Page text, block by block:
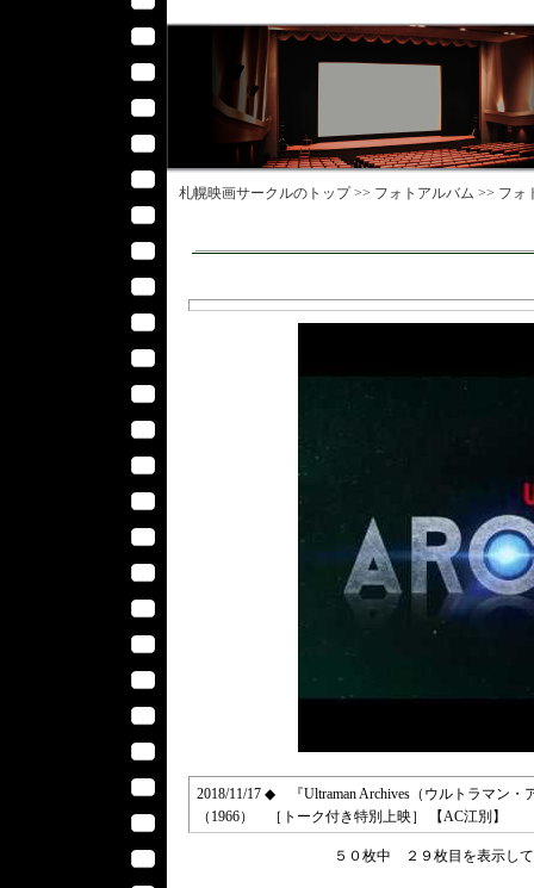
札幌映画サークルのトップ >> フォトアルバム >> フォ
2018/11/17 ◆ 『Ultraman Archives（ウルトラマン
（1966） ［トーク付き特別上映］ 【AC江別】
５０枚中 ２９枚目を表示し